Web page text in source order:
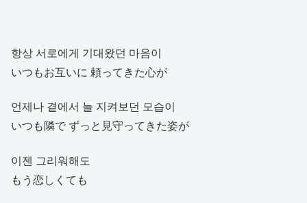
항상 서로에게 기대왔던 마음이
いつもお互いに 頼ってきた心が
언제나 곁에서 늘 지켜보던 모습이
いつも隣で ずっと見守ってきた姿が
이젠 그리워해도
もう恋しくても